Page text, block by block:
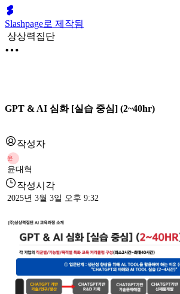
Slashpage로 제작됨
상상력집단
GPT & AI 심화 [실습 중심] (2~40hr)
작성자
윤
윤대혁
작성시각
2025년 3월 3일 오후 9:32